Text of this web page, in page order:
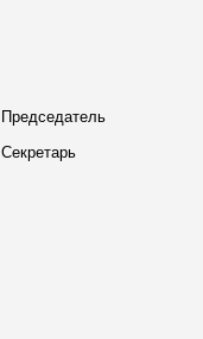
Председатель
Секретарь